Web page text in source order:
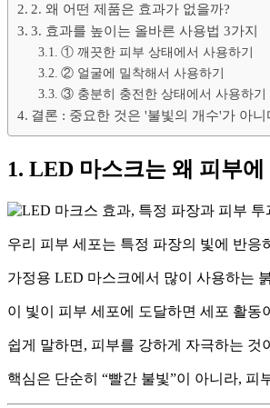
2. 왜 어떤 제품은 효과가 없을까?
3. 효과를 높이는 올바른 사용법 3가지
① 깨끗한 피부 상태에서 사용하기
② 얼굴에 밀착해서 사용하기
③ 충분히 충전한 상태에서 사용하기
결론 : 중요한 것은 '불빛의 개수'가 아니
1. LED 마스크는 왜 피부
우리 피부 세포는 특정 파장의 빛에 반응
가정용 LED 마스크에서 많이 사용하는
이 빛이 피부 세포에 도달하면 세포 활
쉽게 말하면, 피부를 강하게 자극하는
핵심은 단순히 “빨간 불빛”이 아니라,